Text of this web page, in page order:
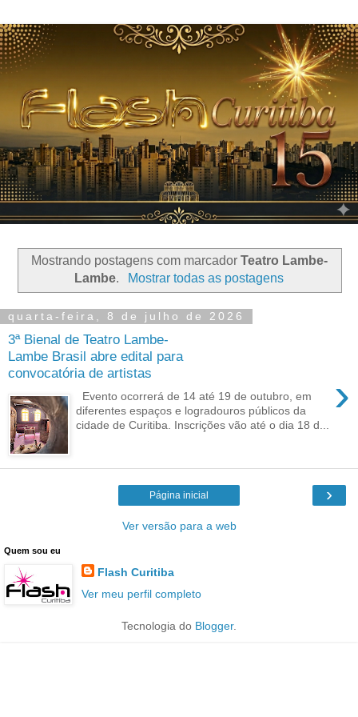
Mostrando postagens com marcador Teatro Lambe-
Lambe. Mostrar todas as postagens
quarta-feira, 8 de julho de 2026
3ª Bienal de Teatro Lambe-
Lambe Brasil abre edital para
convocatória de artistas
›
Evento ocorrerá de 14 até 19 de outubro, em
diferentes espaços e logradouros públicos da
cidade de Curitiba. Inscrições vão até o dia 18 d...
›
Página inicial
Ver versão para a web
Quem sou eu
Flash Curitiba
Ver meu perfil completo
Tecnologia do Blogger.